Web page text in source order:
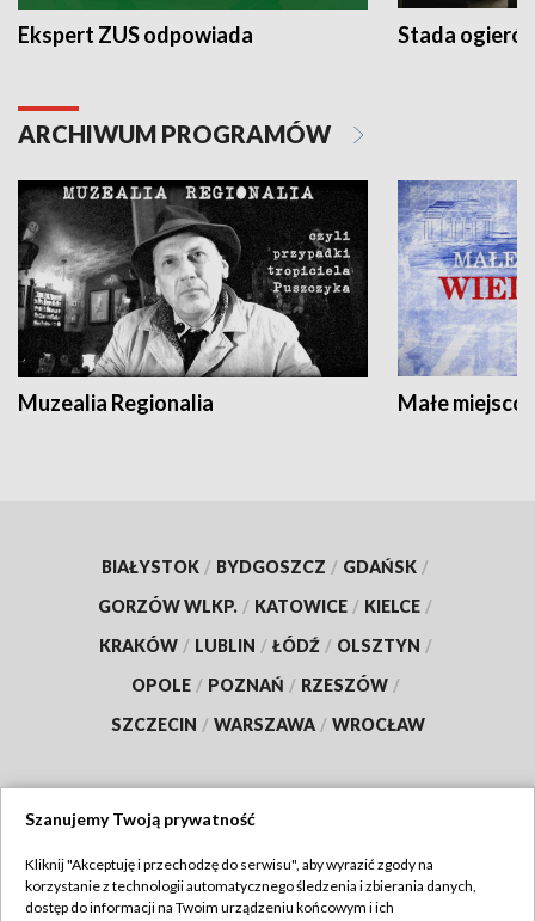
Ekspert ZUS odpowiada Stada
ARCHIWUM PROGRAMÓW
Muzealia Regionalia Małe
BIAŁYSTOK / BYDGOSZCZ / GDAŃSK /
GORZÓW WLKP. / KATOWICE / KIELCE /
KRAKÓW / LUBLIN / ŁÓDŹ / OLSZTYN /
OPOLE / POZNAŃ / RZESZÓW /
SZCZECIN / WARSZAWA / WROCŁAW
TVP
Szanujemy Twoją prywatność
Kliknij "Akceptuję i przechodzę do serwisu", aby wyrazić zgody na
korzystanie z technologii automatycznego śledzenia i zbierania danych,
dostęp do informacji na Twoim urządzeniu końcowym i ich